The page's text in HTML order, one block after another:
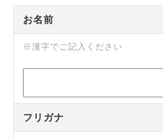
お名前
※漢字でご記入ください
フリガナ